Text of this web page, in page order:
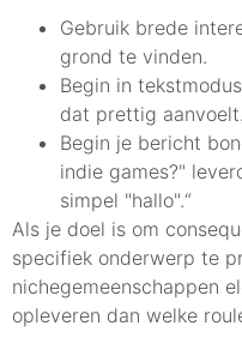
Gebruik brede
grond te vinden.
Begin in
dat prettig aanvoelt.
Begin je bericht
indie games?"
simpel "hallo".“
Als je doel is om
specifiek onderwerp te
nichegemeenschappen
opleveren dan welke